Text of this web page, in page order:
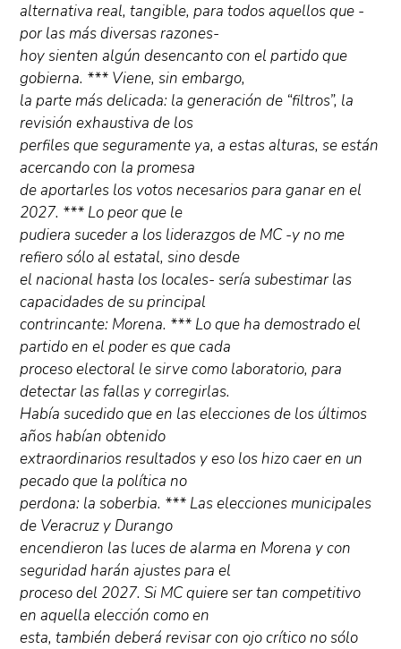
alternativa real, tangible, para todos aquellos que -
por las más diversas razones-
hoy sienten algún desencanto con el partido que
gobierna. *** Viene, sin embargo,
la parte más delicada: la generación de “filtros”, la
revisión exhaustiva de los
perfiles que seguramente ya, a estas alturas, se están
acercando con la promesa
de aportarles los votos necesarios para ganar en el
2027. *** Lo peor que le
pudiera suceder a los liderazgos de MC -y no me
refiero sólo al estatal, sino desde
el nacional hasta los locales- sería subestimar las
capacidades de su principal
contrincante: Morena. *** Lo que ha demostrado el
partido en el poder es que cada
proceso electoral le sirve como laboratorio, para
detectar las fallas y corregirlas.
Había sucedido que en las elecciones de los últimos
años habían obtenido
extraordinarios resultados y eso los hizo caer en un
pecado que la política no
perdona: la soberbia. *** Las elecciones municipales
de Veracruz y Durango
encendieron las luces de alarma en Morena y con
seguridad harán ajustes para el
proceso del 2027. Si MC quiere ser tan competitivo
en aquella elección como en
esta, también deberá revisar con ojo crítico no sólo